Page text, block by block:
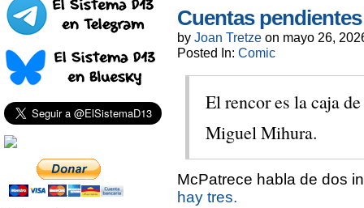
Cuentas pendientes
by Joan Tretze on mayo 26,
Posted In: Comic
El rencor es la caja
Miguel Mihura.
McPatrece habla de dos
hay tres.